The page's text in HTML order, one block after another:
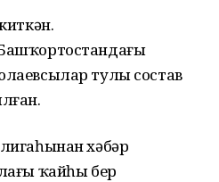
тулы состав
хәбәр
ҡайһы бер